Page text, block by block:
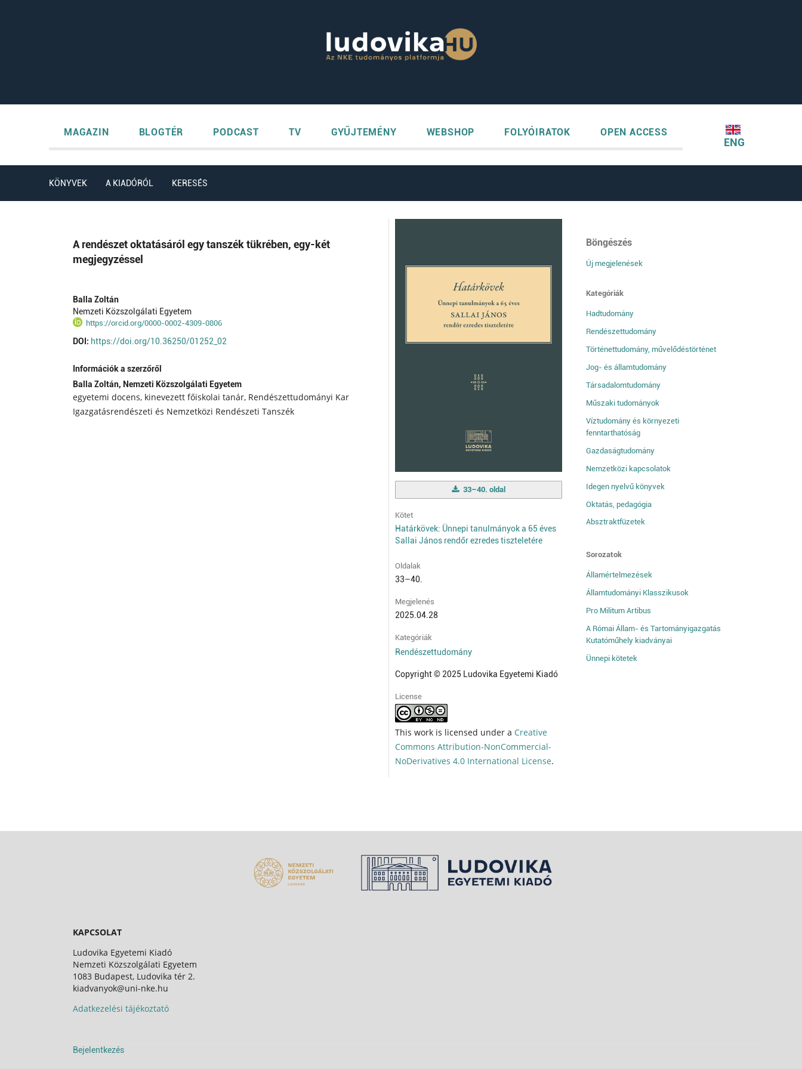
MAGAZIN BLOGTÉR PODCAST TV GYŰJTEMÉNY WEBSHOP FOLYÓIRATOK OPEN ACCESS
ENG
KÖNYVEK A KIADÓRÓL KERESÉS
A rendészet oktatásáról egy tanszék tükrében, egy-két
megjegyzéssel
Balla Zoltán
Nemzeti Közszolgálati Egyetem
https://orcid.org/0000-0002-4309-0806
DOI: https://doi.org/10.36250/01252_02
Információk a szerzőről
Balla Zoltán, Nemzeti Közszolgálati Egyetem
egyetemi docens, kinevezett főiskolai tanár, Rendészettudományi Kar
Igazgatásrendészeti és Nemzetközi Rendészeti Tanszék
33–40. oldal
Kötet
Határkövek: Ünnepi tanulmányok a 65 éves
Sallai János rendőr ezredes tiszteletére
Oldalak
33–40.
Megjelenés
2025.04.28
Kategóriák
Rendészettudomány
Copyright © 2025 Ludovika Egyetemi Kiadó
License
This work is licensed under a Creative
Commons Attribution-NonCommercial-
NoDerivatives 4.0 International License.
Böngészés
Új megjelenések
Kategóriák
Hadtudomány
Rendészettudomány
Történettudomány, művelődéstörténet
Jog- és államtudomány
Társadalomtudomány
Műszaki tudományok
Víztudomány és környezeti
fenntarthatóság
Gazdaságtudomány
Nemzetközi kapcsolatok
Idegen nyelvű könyvek
Oktatás, pedagógia
Absztraktfüzetek
Sorozatok
Államértelmezések
Államtudományi Klasszikusok
Pro Militum Artibus
A Római Állam- és Tartományigazgatás
Kutatóműhely kiadványai
Ünnepi kötetek
KAPCSOLAT
Ludovika Egyetemi Kiadó
Nemzeti Közszolgálati Egyetem
1083 Budapest, Ludovika tér 2.
kiadvanyok@uni-nke.hu
Adatkezelési tájékoztató
Bejelentkezés